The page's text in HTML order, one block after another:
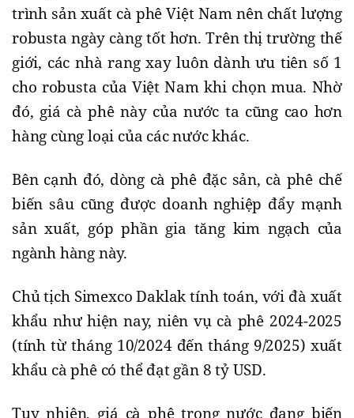
trình sản xuất cà phê Việt Nam nên chất lượng
robusta ngày càng tốt hơn. Trên thị trường thế
giới, các nhà rang xay luôn dành ưu tiên số 1
cho robusta của Việt Nam khi chọn mua. Nhờ
đó, giá cà phê này của nước ta cũng cao hơn
hàng cùng loại của các nước khác.
Bên cạnh đó, dòng cà phê đặc sản, cà phê chế
biến sâu cũng được doanh nghiệp đẩy mạnh
sản xuất, góp phần gia tăng kim ngạch của
ngành hàng này.
Chủ tịch Simexco Daklak tính toán, với đà xuất
khẩu như hiện nay, niên vụ cà phê 2024-2025
(tính từ tháng 10/2024 đến tháng 9/2025) xuất
khẩu cà phê có thể đạt gần 8 tỷ USD.
Tuy nhiên, giá cà phê trong nước đang biến